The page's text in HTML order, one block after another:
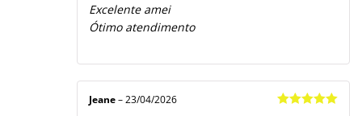
Excelente amei
Ótimo atendimento
Jeane – 23/04/2026